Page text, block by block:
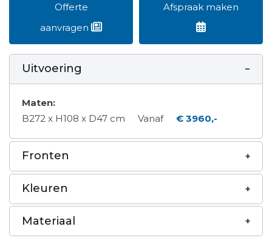
Offerte
aanvragen
Afspraak maken
Uitvoering
Maten:
B272 x H108 x D47 cm
Vanaf € 3960,-
Fronten
Kleuren
Materiaal